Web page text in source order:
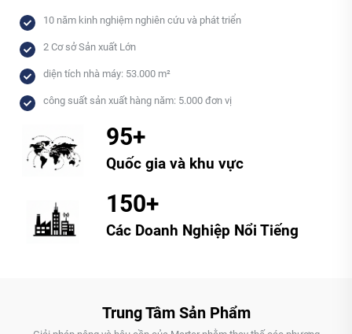
10 năm kinh nghiệm nghiên cứu và phát triển
2 Cơ sở Sản xuất Lớn
diện tích nhà máy: 53.000 m²
công suất sản xuất hàng năm: 5.000 đơn vị
95+
Quốc gia và khu vực
150+
Các Doanh Nghiệp Nổi Tiếng
Trung Tâm Sản Phẩm